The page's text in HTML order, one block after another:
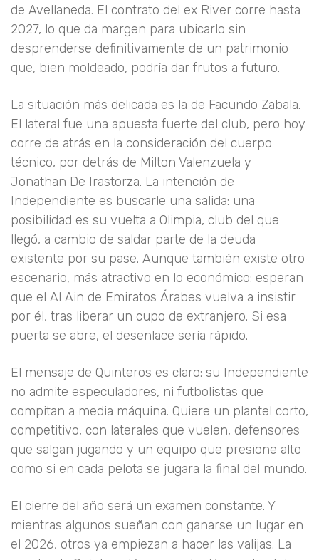
de Avellaneda. El contrato del ex River corre hasta
2027, lo que da margen para ubicarlo sin
desprenderse definitivamente de un patrimonio
que, bien moldeado, podría dar frutos a futuro.
La situación más delicada es la de Facundo Zabala.
El lateral fue una apuesta fuerte del club, pero hoy
corre de atrás en la consideración del cuerpo
técnico, por detrás de Milton Valenzuela y
Jonathan De Irastorza. La intención de
Independiente es buscarle una salida: una
posibilidad es su vuelta a Olimpia, club del que
llegó, a cambio de saldar parte de la deuda
existente por su pase. Aunque también existe otro
escenario, más atractivo en lo económico: esperan
que el Al Ain de Emiratos Árabes vuelva a insistir
por él, tras liberar un cupo de extranjero. Si esa
puerta se abre, el desenlace sería rápido.
El mensaje de Quinteros es claro: su Independiente
no admite especuladores, ni futbolistas que
compitan a media máquina. Quiere un plantel corto,
competitivo, con laterales que vuelen, defensores
que salgan jugando y un equipo que presione alto
como si en cada pelota se jugara la final del mundo.
El cierre del año será un examen constante. Y
mientras algunos sueñan con ganarse un lugar en
el 2026, otros ya empiezan a hacer las valijas. La